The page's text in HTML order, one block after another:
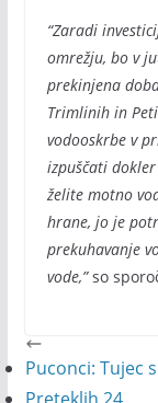
“Zaradi
omrežju, bo v
prekinjena
Trimlinih in
vodooskrbe v
izpuščati
želite motno
hrane, jo je
prekuhavanje
vode,”so
Puconci: Tujec